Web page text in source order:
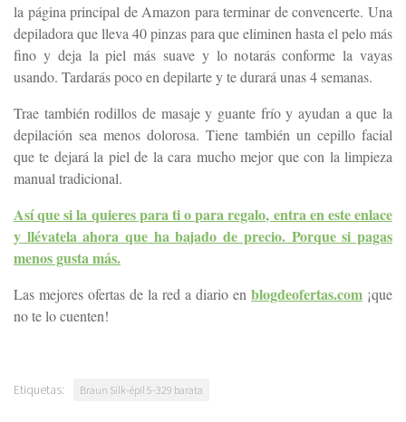
la página principal de Amazon para terminar de convencerte. Una
depiladora que lleva 40 pinzas para que eliminen hasta el pelo más
fino y deja la piel más suave y lo notarás conforme la vayas
usando. Tardarás poco en depilarte y te durará unas 4 semanas.
Trae también rodillos de masaje y guante frío y ayudan a que la
depilación sea menos dolorosa. Tiene también un cepillo facial
que te dejará la piel de la cara mucho mejor que con la limpieza
manual tradicional.
Así que si la quieres para ti o para regalo, entra en este enlace
y llévatela ahora que ha bajado de precio. Porque si pagas
menos gusta más.
Las mejores ofertas de la red a diario en blogdeofertas.com ¡que
no te lo cuenten!
Etiquetas: Braun Silk-épil 5-329 barata